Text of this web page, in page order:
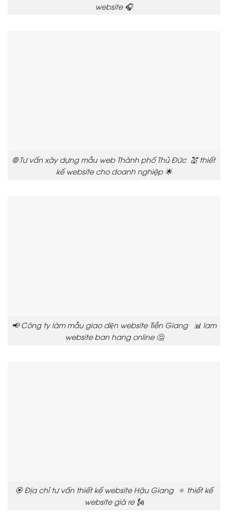
website 🎧
🌐 Tư vấn xây dựng mẫu web Thành phố Thủ Đức 💒 thiết
kế website cho doanh nghiệp 🌟
📢 Công ty làm mẫu giao diện website Tiền Giang 📊 lam
website ban hang online 🤔
🏵️ Địa chỉ tư vấn thiết kế website Hậu Giang 🔅 thiết kế
website giá re 🗽